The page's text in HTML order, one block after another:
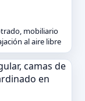
mobiliario
al aire libre